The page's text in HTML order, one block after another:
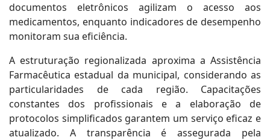
documentos eletrônicos agilizam o acesso aos
medicamentos, enquanto indicadores de desempenho
monitoram sua eficiência.
A estruturação regionalizada aproxima a Assistência
Farmacêutica estadual da municipal, considerando as
particularidades de cada região. Capacitações
constantes dos profissionais e a elaboração de
protocolos simplificados garantem um serviço eficaz e
atualizado. A transparência é assegurada pela